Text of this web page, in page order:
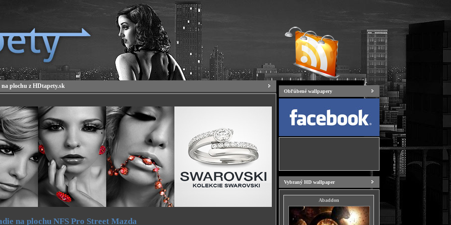
na plochu z HDtapety.sk
na plochu NFS Pro Street Mazda
Obľúbené wallpapery
Vybraný HD wallpaper
Abaddon